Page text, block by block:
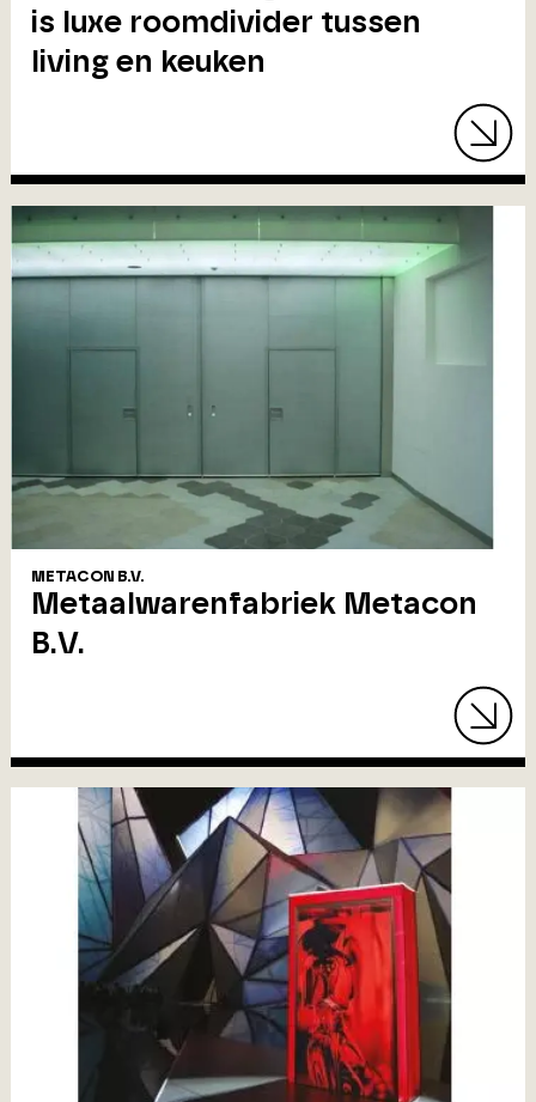
is luxe roomdivider tussen
living en keuken
METACON B.V.
Metaalwarenfabriek Metacon
B.V.